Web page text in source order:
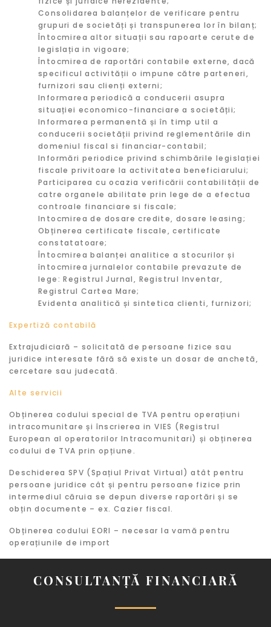
Consolidarea balanțelor de verificare pentru
grupuri de societăți și transpunerea lor în bilanț;
Întocmirea altor situații sau rapoarte cerute de
legislația in vigoare;
Întocmirea de raportări contabile externe, dacă
specificul activității o impune către parteneri,
furnizori sau clienți externi;
Informarea periodică a conducerii asupra
situației economico-financiare a societății;
Informarea permanentă și în timp util a
conducerii societății privind reglementările din
domeniul fiscal si financiar-contabil;
Informări periodice privind schimbările legislației
fiscale privitoare la activitatea beneficiarului;
Participarea cu ocazia verificării contabilității de
catre organele abilitate prin lege de a efectua
controale financiare si fiscale;
Intocmirea de dosare credite, dosare leasing;
Obținerea certificate fiscale, certificate
constatatoare;
Întocmirea balanței analitice a stocurilor și
întocmirea jurnalelor contabile prevazute de
lege: Registrul Jurnal, Registrul Inventar,
Registrul Cartea Mare;
Evidenta analitică și sintetica clienti, furnizori;
Expertiză contabilă
Extrajudiciară – solicitată de persoane fizice sau
juridice interesate fără să existe un dosar de anchetă,
cercetare sau judecată.
Alte servicii
Obținerea codului special de TVA pentru operațiuni
intracomunitare și înscrierea in VIES (Registrul
European al operatorilor Intracomunitari) și obținerea
codului de TVA prin opțiune.
Deschiderea SPV (Spațiul Privat Virtual) atât pentru
persoane juridice cât și pentru persoane fizice prin
intermediul căruia se depun diverse raportări și se
obțin documente – ex. Cazier fiscal.
Obținerea codului EORI – necesar la vamă pentru
operațiunile de import
CONSULTANȚĂ FINANCIARĂ